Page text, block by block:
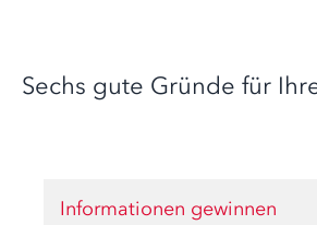
Sechs gute Gründe für
Informationen gewinnen